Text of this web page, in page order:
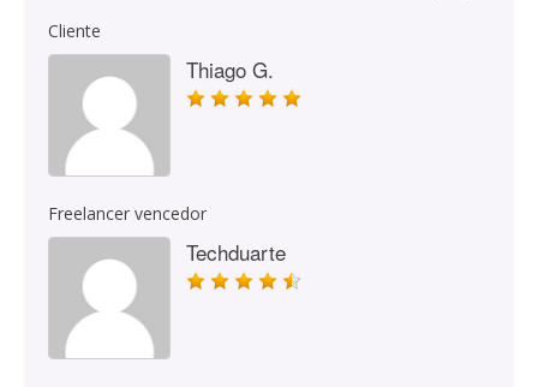
Cliente
Thiago G.
Freelancer vencedor
Techduarte